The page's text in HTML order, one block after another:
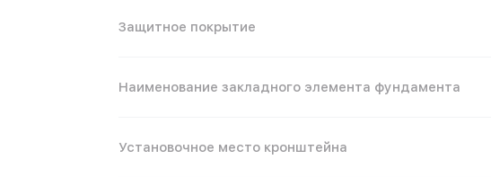
Защитное покрытие
Наименование закладного элемента фундамента
Установочное место кронштейна